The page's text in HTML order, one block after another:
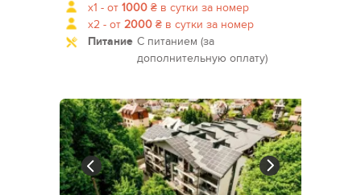
x1 - от 1000 ₴ в сутки за номер
x2 - от 2000 ₴ в сутки за номер
Питание С питанием (за
дополнительную оплату)